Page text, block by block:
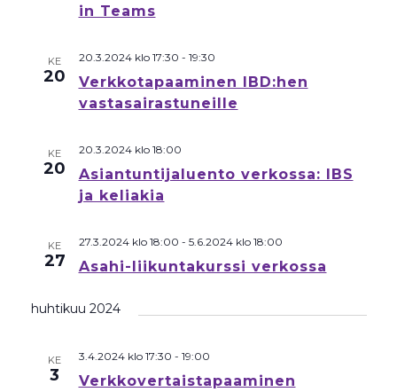
in Teams
KE
20
Verkkotapaaminen IBD:hen
vastasairastuneille
20.3.2024 klo 17:30 - 19:30
KE
20
Asiantuntijaluento verkossa: IBS
ja keliakia
20.3.2024 klo 18:00
KE
27 Asahi-liikuntakurssi verkossa
27.3.2024 klo 18:00 - 5.6.2024 klo 18:00
huhtikuu 2024
KE
3
Verkkovertaistapaaminen
3.4.2024 klo 17:30 - 19:00